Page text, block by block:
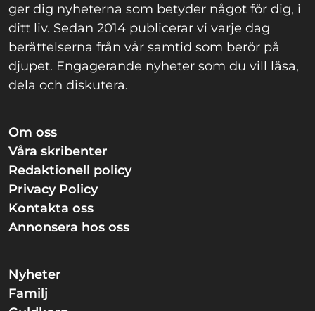
ger dig nyheterna som betyder något för dig, i
ditt liv. Sedan 2014 publicerar vi varje dag
berättelserna från vår samtid som berör på
djupet. Engagerande nyheter som du vill läsa,
dela och diskutera.
Om oss
Våra skribenter
Redaktionell policy
Privacy Policy
Kontakta oss
Annonsera hos oss
Nyheter
Familj